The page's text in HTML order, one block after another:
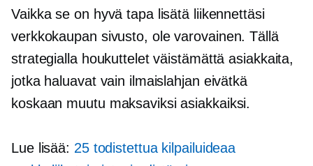
Vaikka se on hyvä tapa lisätä liikennettäsi
verkkokaupan sivusto, ole varovainen. Tällä
strategialla houkuttelet väistämättä asiakkaita,
jotka haluavat vain ilmaislahjan eivätkä
koskaan muutu maksaviksi asiakkaiksi.
Lue lisää: 25 todistettua kilpailuideaa